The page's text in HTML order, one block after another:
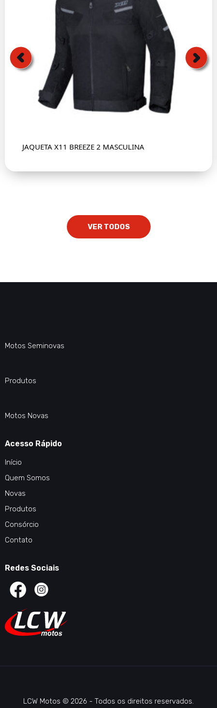
JAQUETA X11 BREEZE 2 MASCULINA
VER TODOS
Motos Seminovas
Produtos
Motos Novas
Acesso Rápido
Início
Quem Somos
Novas
Produtos
Consórcio
Contato
Redes Sociais
LCW Motos © 2026 - Todos os direitos reservados.